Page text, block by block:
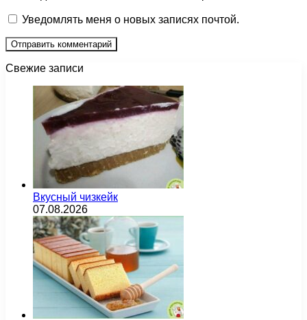
Уведомлять меня о новых записях почтой.
Свежие записи
Вкусный чизкейк
07.08.2026